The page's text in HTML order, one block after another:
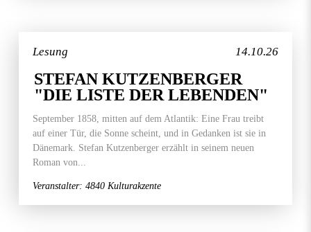
14.10.26
Lesung
STEFAN KUTZENBERGER
"DIE LISTE DER LEBENDEN"
September 1858, mitten auf dem Atlantik: Eine Frau treibt
auf einer Tür, die Sonne scheint, und in Gedanken ist sie in
Dänemark. Stefan Kutzenberger erzählt in seinem neuen
Roman von...
Veranstalter: 4840 Kulturakzente